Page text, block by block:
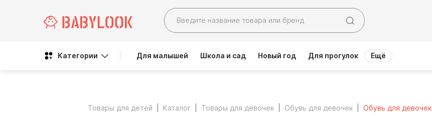
Категории Для малышей Школа и сад Новый год Для прогулок Ещё
Товары для детей Каталог Товары для девочек Обувь для девочек Обувь для девочек